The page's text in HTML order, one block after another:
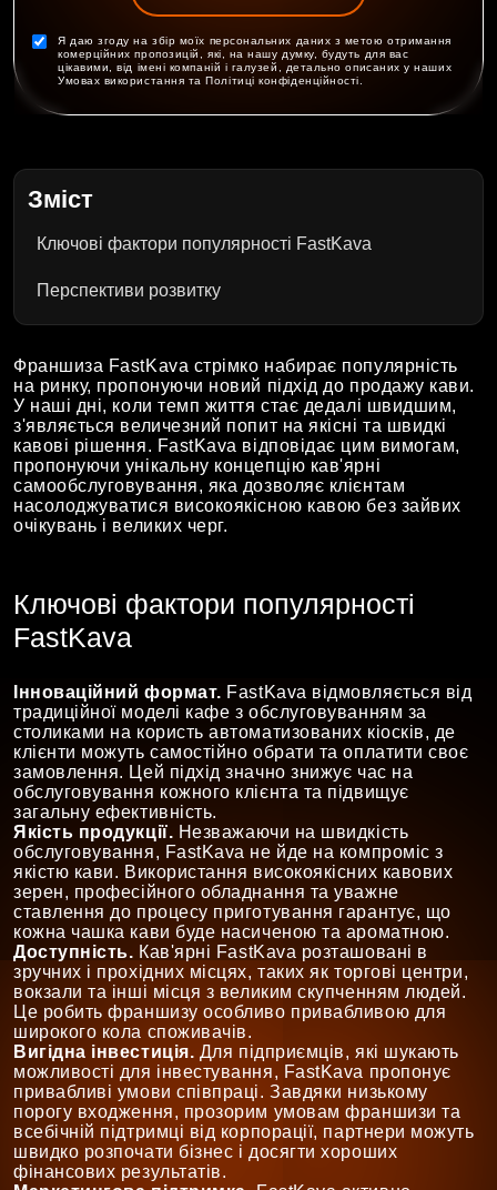
Я даю згоду на збір моїх персональних даних з метою отримання
комерційних пропозицій, які, на нашу думку, будуть для вас
цікавими, від імені компаній і галузей, детально описаних у наших
Умовах використання та Політиці конфіденційності.
Зміст
Ключові фактори популярності FastKava
Перспективи розвитку
Франшиза FastKava стрімко набирає популярність
на ринку, пропонуючи новий підхід до продажу кави.
У наші дні, коли темп життя стає дедалі швидшим,
з'являється величезний попит на якісні та швидкі
кавові рішення. FastKava відповідає цим вимогам,
пропонуючи унікальну концепцію кав'ярні
самообслуговування, яка дозволяє клієнтам
насолоджуватися високоякісною кавою без зайвих
очікувань і великих черг.
Ключові фактори популярності
FastKava
Інноваційний формат. FastKava відмовляється від
традиційної моделі кафе з обслуговуванням за
столиками на користь автоматизованих кіосків, де
клієнти можуть самостійно обрати та оплатити своє
замовлення. Цей підхід значно знижує час на
обслуговування кожного клієнта та підвищує
загальну ефективність.
Якість продукції. Незважаючи на швидкість
обслуговування, FastKava не йде на компроміс з
якістю кави. Використання високоякісних кавових
зерен, професійного обладнання та уважне
ставлення до процесу приготування гарантує, що
кожна чашка кави буде насиченою та ароматною.
Доступність. Кав'ярні FastKava розташовані в
зручних і прохідних місцях, таких як торгові центри,
вокзали та інші місця з великим скупченням людей.
Це робить франшизу особливо привабливою для
широкого кола споживачів.
Вигідна інвестиція. Для підприємців, які шукають
можливості для інвестування, FastKava пропонує
привабливі умови співпраці. Завдяки низькому
порогу входження, прозорим умовам франшизи та
всебічній підтримці від корпорації, партнери можуть
швидко розпочати бізнес і досягти хороших
фінансових результатів.